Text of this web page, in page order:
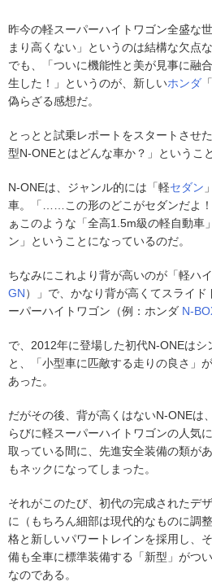
昨今の軽スーパーハイトワゴン全盛な
まり高くない」というのは結構な欠点
でも、「ついに機能性と美が見事に融
生した！」というのが、新しいホンダ 「
偽らざる感想だ。
とっとと試乗レポートをスタートさせ
型N-ONEとはどんな車か？」というこ
N-ONEは、ジャンル的には「軽セダン
車。「……この形のどこがセダンだよ
ぁこのような「全高1.5m級の軽自動車
ン」ということになっているのだ。
ちなみにこれより背が高いのが「軽ハ
GN）」で、かなり背が高くてスライ
ーパーハイトワゴン（例：ホンダ N-
で、2012年に登場した初代N-ONEは
と、「小型車に匹敵する走りの良さ」
あった。
だがその後、背が高くはないN-ONEは
らびに軽スーパーハイトワゴンの人気
取っている間に、先進安全装備の類が
もネックになってしまった。
それがこのたび、初代の完成されたデ
に（もちろん細部は現代的なものに調
格と新しいパワートレインを採用し、
備も全車に標準装備する「新型」が
なのである。